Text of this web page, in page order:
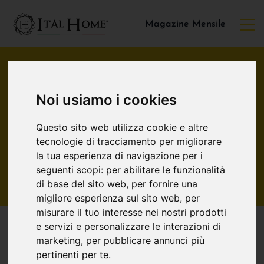
Noi usiamo i cookies
Questo sito web utilizza cookie e altre
tecnologie di tracciamento per migliorare
la tua esperienza di navigazione per i
seguenti scopi: per abilitare le funzionalità
di base del sito web, per fornire una
migliore esperienza sul sito web, per
misurare il tuo interesse nei nostri prodotti
e servizi e personalizzare le interazioni di
marketing, per pubblicare annunci più
pertinenti per te.
Magazine Mensile
Home / Contattaci
Contattaci
Scrivici